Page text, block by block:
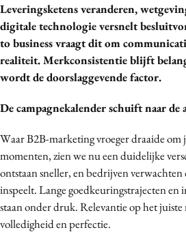
Contentmarketing
Craft
Customer Experience
Data & Insights
Digital transformation
Diversiteit
Effectiviteit
Gedragsverandering
Influencer marketing
Interne communicatie
Leveringsketens veranderen,
digitale technologie versnelt
to business vraagt dit om
realiteit. Merkconsistentie blijft
wordt de doorslaggevende factor.
De campagnekalender schuift naar
Waar B2B-marketing vroeger draaide om
momenten, zien we nu een duidelijke
ontstaan sneller, en bedrijven
inspeelt. Lange goedkeuringstrajecten en
staan onder druk. Relevantie op het
volledigheid en perfectie.